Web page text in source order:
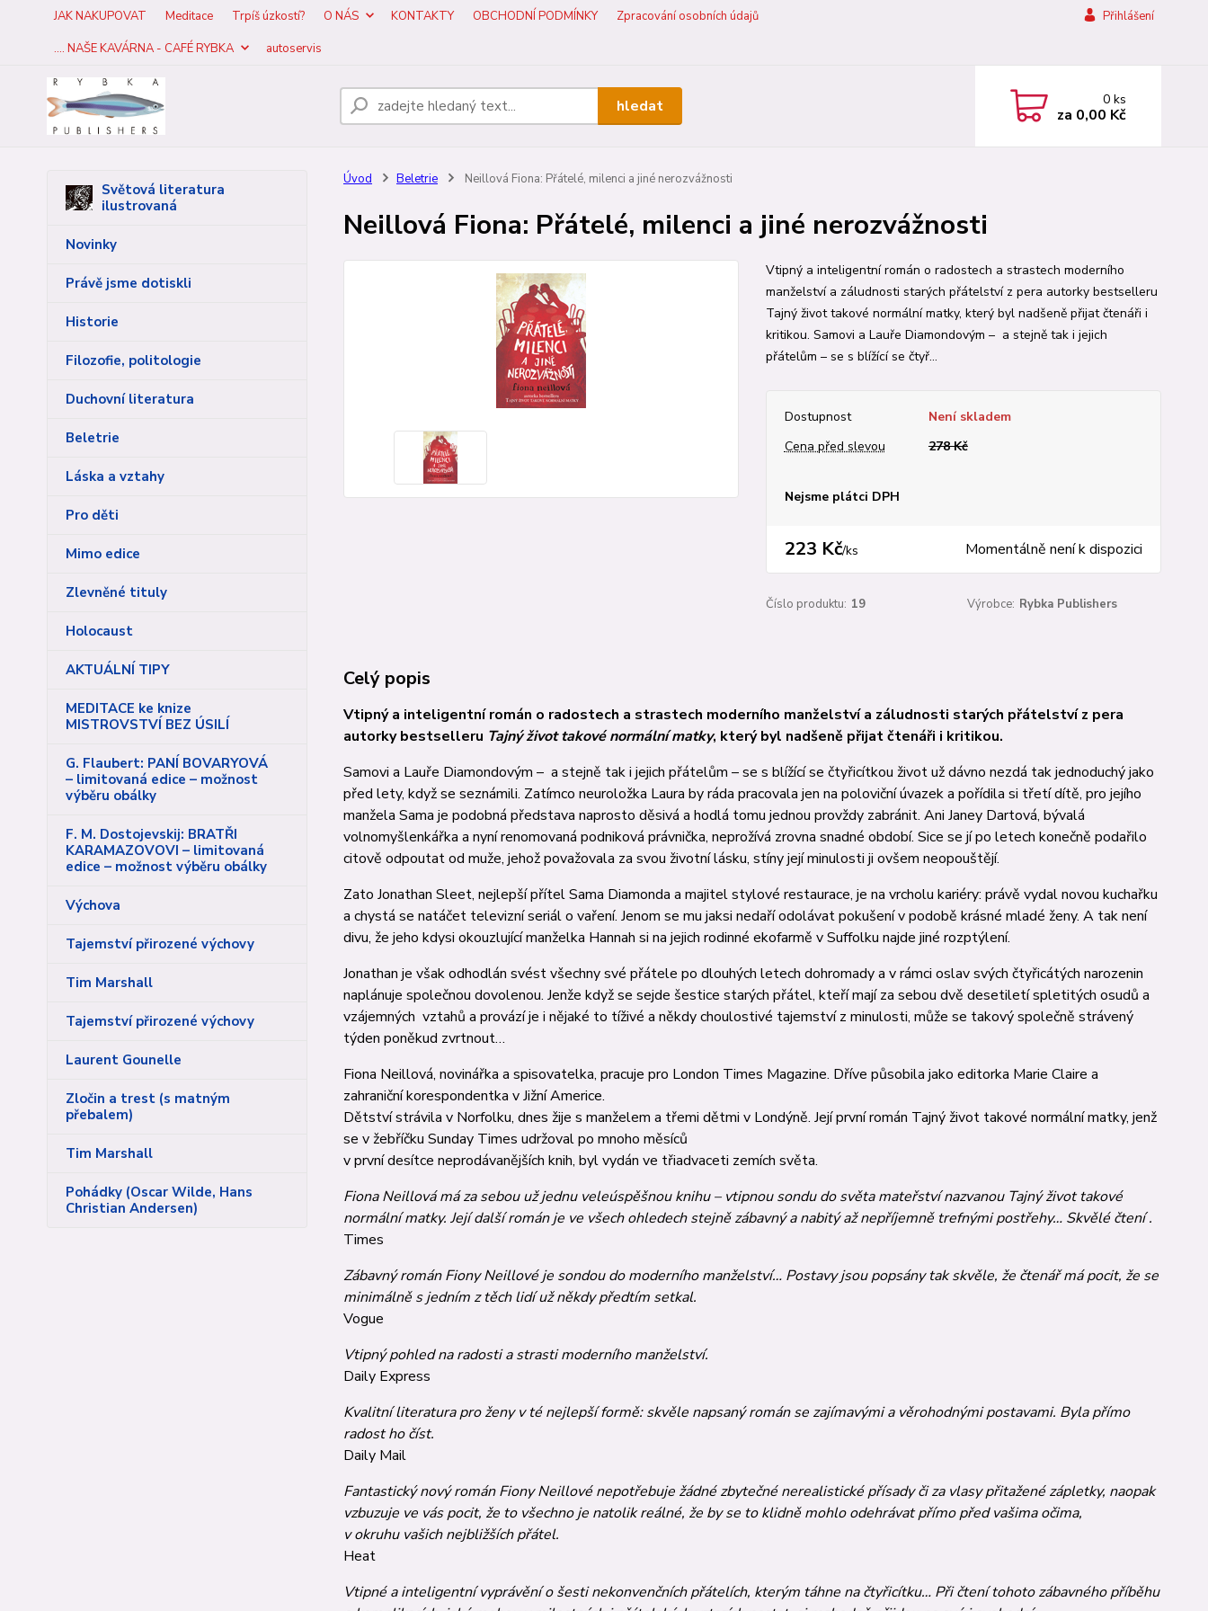
JAK NAKUPOVAT Meditace Trpíš úzkostí? O NÁS KONTAKTY OBCHODNÍ PODMÍNKY
Zpracování osobních údajů
.... NAŠE KAVÁRNA - CAFÉ RYBKA
autoservis
Přihlášení
hledat 0ks
za 0,00 Kč
Světová literatura
ilustrovaná
Novinky
Právě jsme dotiskli
Historie
Filozofie, politologie
Duchovní literatura
Beletrie
Láska a vztahy
Pro děti
Mimo edice
Zlevněné tituly
Holocaust
AKTUÁLNÍ TIPY
MEDITACE ke knize
MISTROVSTVÍ BEZ ÚSILÍ
G. Flaubert: PANÍ BOVARYOVÁ
– limitovaná edice – možnost
výběru obálky
F. M. Dostojevskij: BRATŘI
KARAMAZOVOVI – limitovaná
edice – možnost výběru obálky
Výchova
Tajemství přirozené výchovy
Tim Marshall
Tajemství přirozené výchovy
Laurent Gounelle
Zločin a trest (s matným
přebalem)
Tim Marshall
Pohádky (Oscar Wilde, Hans
Christian Andersen)
Úvod Beletrie Neillová Fiona: Přátelé, milenci a jiné nerozvážnosti
Neillová Fiona: Přátelé, milenci a jiné nerozvážnosti
Vtipný a inteligentní román o radostech a strastech moderního
manželství a zá­lud­nosti starých přátelství z pera autor­ky bestselleru
Tajný život takové normál­ní matky, který byl nadšeně přijat čtenáři i
kritikou. Samovi a Lauře Diamondovým – a stejně tak i jejich
přátelům – se s blí­žící se čtyř...
Dostupnost
Není skladem
Cena před slevou
278 Kč
Nejsme plátci DPH
223 Kč/ks Momentálně není k dispozici
Číslo produktu: 19 Výrobce: Rybka Publishers
Celý popis
Vtipný a inteligentní román o radostech a strastech moderního manželství a zá­lud­nosti starých přátelství z pera
autor­ky bestselleru Tajný život takové normál­ní matky, který byl nadšeně přijat čtenáři i kritikou.
Samovi a Lauře Diamondovým – a stejně tak i jejich přátelům – se s blí­žící se čtyřicítkou život už dávno nezdá tak jednoduchý jako
před lety, když se seznámili. Zatímco neuroložka Laura by ráda pracovala jen na poloviční úva­zek a pořídila si třetí dítě, pro jejího
man­žela Sama je podobná představa naprosto děsivá a hodlá tomu jednou pro­vždy zabránit. Ani Janey Dartová, bý­valá
volnomyšlenkářka a nyní reno­movaná podniková právnička, nepro­žívá zrovna snadné období. Sice se jí po letech ko­nečně podařilo
citově od­poutat od muže, jehož považovala za svou život­ní lásku, stíny její minulosti ji ovšem neopouštějí.
Zato Jonathan Sleet, nejlepší přítel Sama Diamonda a majitel stylové res­tau­race, je na vrcholu kariéry: právě vydal novou kuchařku
a chystá se na­táčet televizní seriál o vaření. Jenom se mu jaksi nedaří odolávat pokušení v po­době krás­né mladé ženy. A tak není
di­vu, že jeho kdysi okouzlující man­žel­ka Han­nah si na jejich rodinné ekofarmě v Suffolku najde jiné rozptýlení.
Jonathan je však odhodlán svést všech­­ny své přátele po dlouhých letech dohromady a v rámci oslav svých čtyři­cátých narozenin
naplánuje společnou dovolenou. Jenže když se sejde šestice starých přátel, kteří mají za sebou dvě desetiletí spletitých osudů a
vzájemných vztahů a provází je i nějaké to tíživé a někdy choulostivé tajemství z minulosti, může se takový společně strávený
týden poněkud zvrtnout…
Fiona Neillová, novinářka a spi­sovatelka, pracuje pro London Times Maga­zine. Dříve působila jako editorka Marie Claire a
zahraniční korespondentka v Jižní Americe.
Dětství strávila v Norfolku, dnes žije s manželem a třemi dětmi v Londýně. Její první román Tajný život takové normální matky, jenž
se v žebříčku Sunday Times udržoval po mnoho měsíců
v prv­­ní desítce neprodávanějších knih, byl vy­dán ve třiadvaceti zemích světa.
Fiona Neillová má za sebou už jednu veleúspěšnou knihu – vtipnou sondu do světa mateřství nazvanou Tajný život takové
normální matky. Její další román je ve všech ohledech stejně zábavný a na­bitý až nepříjemně trefnými postře­hy… Skvělé čtení .
Times
Zábavný román Fiony Neillové je sondou do moderního man­želství… Postavy jsou popsány tak skvěle, že čtenář má pocit, že se
minimálně s jedním z těch lidí už někdy předtím setkal.
Vogue
Vtipný pohled na radosti a strasti moderního manželství.
Daily Express
Kvalitní literatura pro ženy v té nejlepší formě: skvěle na­psaný román se zajímavými a věrohodnými postavami. Byla přímo
radost ho číst.
Daily Mail
Fantastický nový román Fiony Neillové nepotřebuje žádné zbytečné nerealistické přísady či za vlasy přitažené zápletky, naopak
vzbuzuje ve vás pocit, že to všechno je natolik reálné, že by se to klidně mohlo odehrávat přímo před vašima očima,
v okruhu vašich nejbližších přátel.
Heat
Vtipné a inteligentní vyprávění o šesti nekonvenčních přá­telích, kterým táhne na čtyřicítku… Při čtení tohoto zábav­ného příběhu